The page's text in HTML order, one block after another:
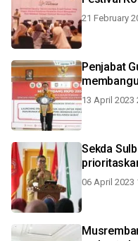
21 February
Penjabat
13 April 2023
Sekda
06 April 2023